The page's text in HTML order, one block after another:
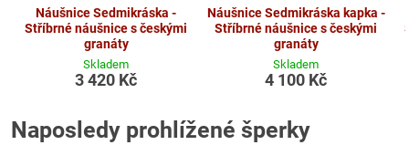
Náušnice Sedmikráska -
Stříbrné náušnice s českými
granáty
Skladem
3 420 Kč
Náušnice Sedmikráska kapka -
Stříbrné náušnice s českými
granáty
Skladem
4 100 Kč
Naposledy prohlížené šperky